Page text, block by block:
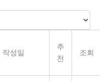
작성일
추
천
조회